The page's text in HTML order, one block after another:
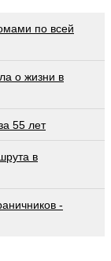
по всей
о жизни в
55 лет
в
-